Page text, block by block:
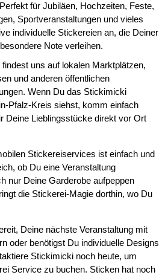
Perfekt für Jubiläen, Hochzeiten, Feste,
Sportveranstaltungen und vieles
individuelle Stickereien an, die Deiner
Note verleihen.
findest uns auf lokalen Marktplätzen,
und anderen öffentlichen
Wenn Du das Stickimicki
Pfalz-Kreis siehst, komm einfach
Deine Lieblingsstücke direkt vor Ort
Stickereiservices ist einfach und
ob Du eine Veranstaltung
nur Deine Garderobe aufpeppen
die Stickerei-Magie dorthin, wo Du
Deine nächste Veranstaltung mit
oder benötigst Du individuelle Designs
Stickimicki noch heute, um
Service zu buchen. Sticken hat noch